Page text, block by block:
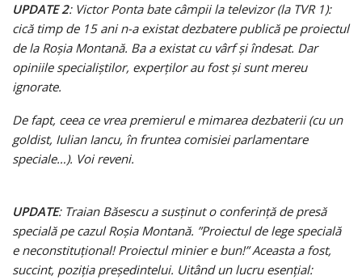
UPDATE 2: Victor Ponta bate câmpii la televizor (la TVR 1):
cică timp de 15 ani n-a existat dezbatere publică pe proiectul
de la Roșia Montană. Ba a existat cu vârf și îndesat. Dar
opiniile specialiștilor, experților au fost și sunt mereu
ignorate.
De fapt, ceea ce vrea premierul e mimarea dezbaterii (cu un
goldist, Iulian Iancu, în fruntea comisiei parlamentare
speciale…). Voi reveni.
UPDATE: Traian Băsescu a susținut o conferință de presă
specială pe cazul Roșia Montană. ”Proiectul de lege specială
e neconstituțional! Proiectul minier e bun!” Aceasta a fost,
succint, poziția președintelui. Uitând un lucru esențial: